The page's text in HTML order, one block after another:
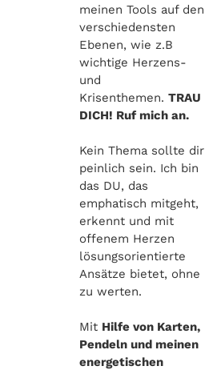
meinen Tools auf den
verschiedensten
Ebenen, wie z.B
wichtige Herzens-
und
Krisenthemen. TRAU
DICH! Ruf mich an.
Kein Thema sollte dir
peinlich sein. Ich bin
das DU, das
emphatisch mitgeht,
erkennt und mit
offenem Herzen
lösungsorientierte
Ansätze bietet, ohne
zu werten.
Mit Hilfe von Karten,
Pendeln und meinen
energetischen